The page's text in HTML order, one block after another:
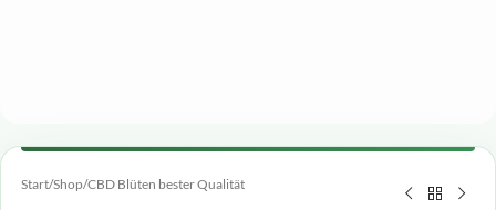
Start/Shop/CBD Blüten bester Qualität